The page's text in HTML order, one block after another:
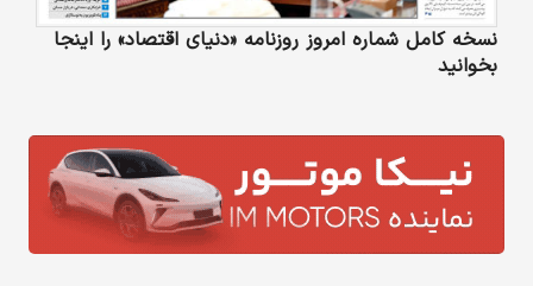
نسخه کامل شماره امروز روزنامه «دنیای‌ اقتصاد» را اینجا
بخوانید